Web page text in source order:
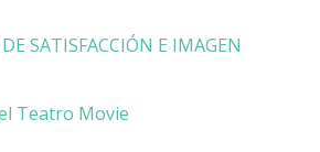
SATISFACCIÓN E IMAGEN
Teatro Movie